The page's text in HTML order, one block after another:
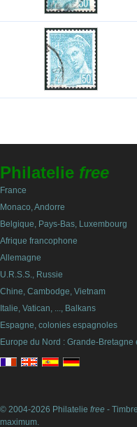
Philatelie free
France
Monaco, Andorre
Belgique, Pays-Bas, Luxembourg
Afrique francophone
Allemagne
U.R.S.S., Russie
Chine, Cambodge, Vietnam
Italie, Vatican, ..., Balkans
Espagne, colonies espagnoles
Europe du Nord : Grande-Bretagne
© 2004-2026 Philatelie free -
maximum.